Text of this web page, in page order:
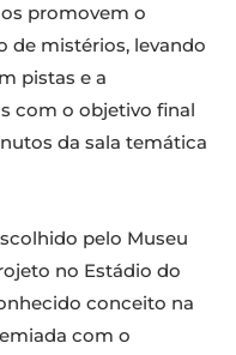
promovem o
de mistérios, levando
pistas e a
com o objetivo final
da sala temática
pelo Museu
no Estádio do
conceito na
com o